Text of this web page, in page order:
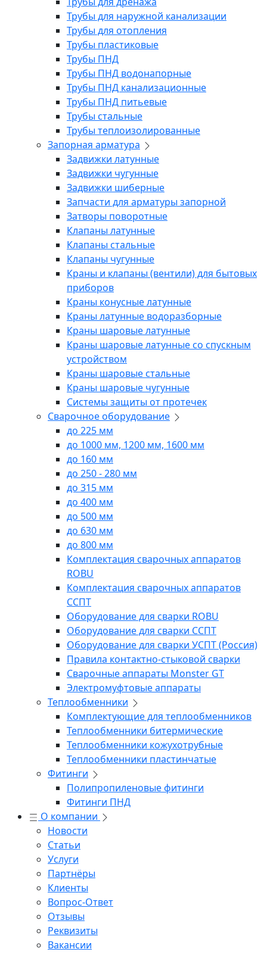
Трубы для наружной канализации
Трубы для отопления
Трубы пластиковые
Трубы ПНД
Трубы ПНД водонапорные
Трубы ПНД канализационные
Трубы ПНД питьевые
Трубы стальные
Трубы теплоизолированные
Запорная арматура
Задвижки латунные
Задвижки чугунные
Задвижки шиберные
Запчасти для арматуры запорной
Затворы поворотные
Клапаны латунные
Клапаны стальные
Клапаны чугунные
Краны и клапаны (вентили) для бытовых
приборов
Краны конусные латунные
Краны латунные водоразборные
Краны шаровые латунные
Краны шаровые латунные со спускным
устройством
Краны шаровые стальные
Краны шаровые чугунные
Системы защиты от протечек
Сварочное оборудование
до 225 мм
до 1000 мм, 1200 мм, 1600 мм
до 160 мм
до 250 - 280 мм
до 315 мм
до 400 мм
до 500 мм
до 630 мм
до 800 мм
Комплектация сварочных аппаратов
ROBU
Комплектация сварочных аппаратов
ССПТ
Оборудование для сварки ROBU
Оборудование для сварки ССПТ
Оборудование для сварки УСПТ (Россия)
Правила контактно-стыковой сварки
Сварочные аппараты Monster GT
Электромуфтовые аппараты
Теплообменники
Комплектующие для теплообменников
Теплообменники битермические
Теплообменники кожухотрубные
Теплообменники пластинчатые
Фитинги
Полипропиленовые фитинги
Фитинги ПНД
О компании
Новости
Статьи
Услуги
Партнёры
Клиенты
Вопрос-Ответ
Отзывы
Реквизиты
Вакансии